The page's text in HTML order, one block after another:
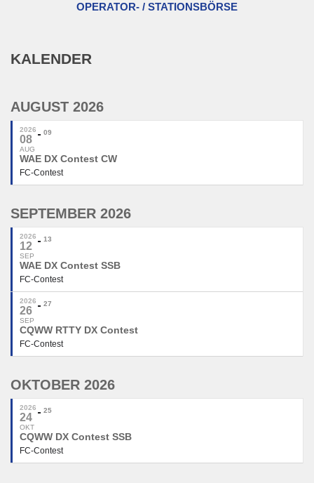
OPERATOR- / STATIONSBÖRSE
KALENDER
AUGUST 2026
2026
08
AUG
09
WAE DX Contest CW
FC-Contest
SEPTEMBER 2026
2026
12
SEP
13
WAE DX Contest SSB
FC-Contest
2026
26
SEP
27
CQWW RTTY DX Contest
FC-Contest
OKTOBER 2026
2026
24
OKT
25
CQWW DX Contest SSB
FC-Contest